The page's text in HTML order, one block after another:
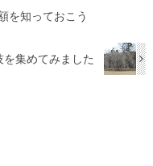
を知っておこう
集めてみました